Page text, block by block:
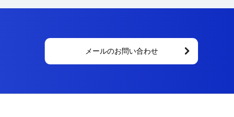
メールのお問い合わせ